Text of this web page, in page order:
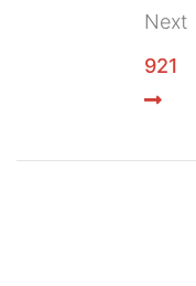
Next
921